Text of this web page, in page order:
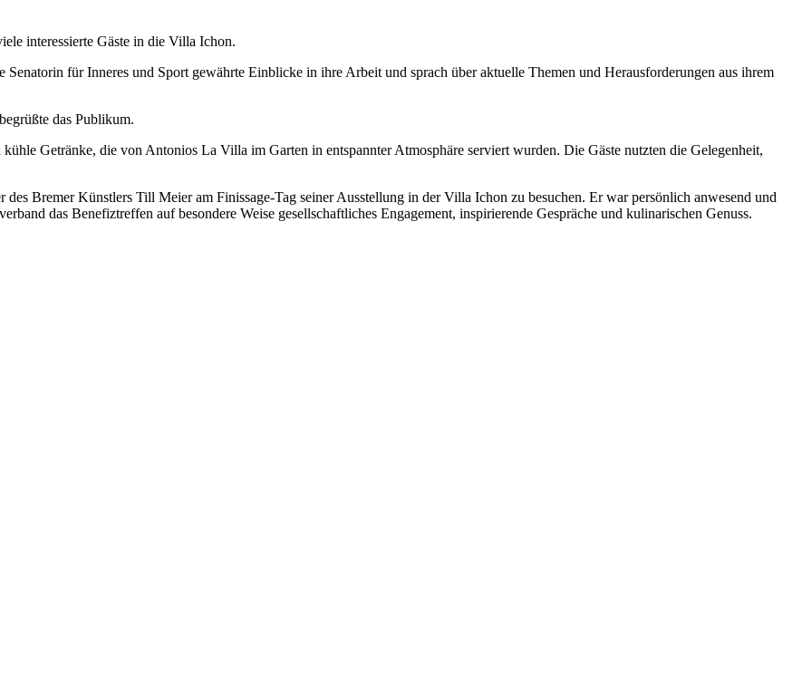
interessierte Gäste in die Villa Ichon.
für Inneres und Sport gewährte Einblicke in ihre Arbeit und sprach über aktuelle Themen und Herausforderungen aus ihrem
das Publikum.
Getränke, die von Antonios La Villa im Garten in entspannter Atmosphäre serviert wurden. Die Gäste nutzten die Gelegenheit,
Bremer Künstlers Till Meier am Finissage-Tag seiner Ausstellung in der Villa Ichon zu besuchen. Er war persönlich anwesend und
das Benefiztreffen auf besondere Weise gesellschaftliches Engagement, inspirierende Gespräche und kulinarischen Genuss.